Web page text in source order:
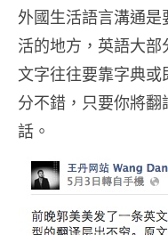
外國生活語言溝通
活的地方，英語大
文字往往要靠字典
分不錯，只要你將
話。